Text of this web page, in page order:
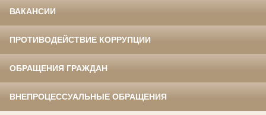
ВАКАНСИИ
ПРОТИВОДЕЙСТВИЕ КОРРУПЦИИ
ОБРАЩЕНИЯ ГРАЖДАН
ВНЕПРОЦЕССУАЛЬНЫЕ ОБРАЩЕНИЯ